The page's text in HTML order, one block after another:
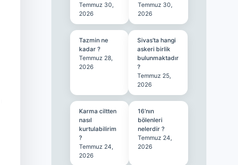
Temmuz 30,
2026
Temmuz 30,
2026
Tazmin ne
kadar ?
Temmuz 28,
2026
Sivas’ta hangi
askeri birlik
bulunmaktadır
?
Temmuz 25,
2026
Karma ciltten
nasıl
kurtulabilirim
?
Temmuz 24,
2026
16’nın
bölenleri
nelerdir ?
Temmuz 24,
2026